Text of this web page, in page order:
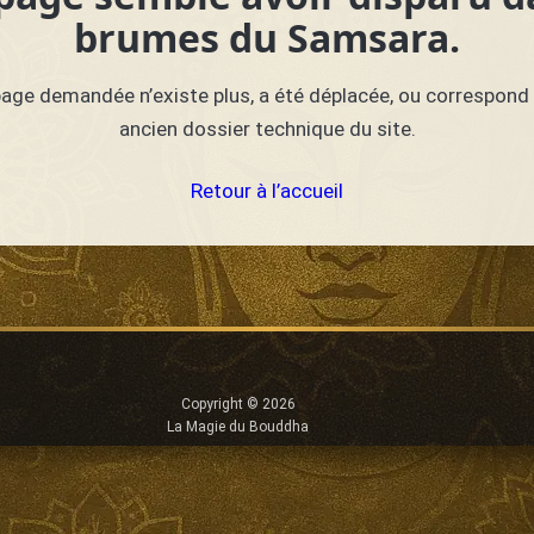
brumes du Samsara.
demandée n’existe plus, a été déplacée, ou correspond
ancien dossier technique du site.
Retour à l’accueil
Copyright © 2026
La Magie du Bouddha